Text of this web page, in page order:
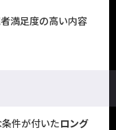
満足度の高い内容
件が付いたロング